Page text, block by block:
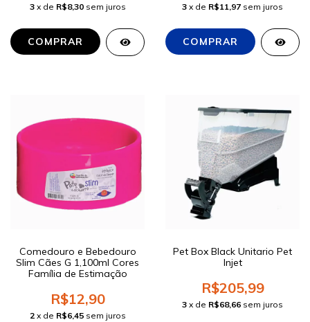
3 x de R$8,30 sem juros
COMPRAR
3 x de R$11,97 sem juros
Comedouro e Bebedouro
Slim Cães G 1,100ml Cores
Família de Estimação
R$12,90
2 x de R$6,45 sem juros
Pet Box Black Unitario Pet
Injet
R$205,99
3 x de R$68,66 sem juros